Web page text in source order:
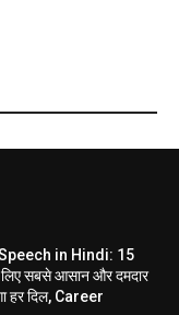
in Hindi: 15
सबसे आसान और दमदार
हर दिल, Career